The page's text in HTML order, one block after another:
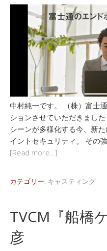
中村純一です。 （株）富士
ションさせていただきまし
シーンが多様化する今、新
イントセキュリティ。 その
[Read more…]
カテゴリー: キャスティング
TVCM『船橋
彦